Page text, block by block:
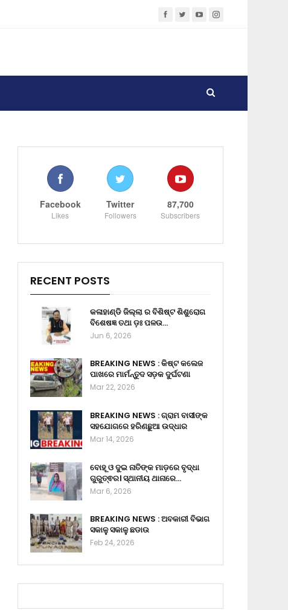
Facebook
Likes
Twitter
Followers
87,700
Subscribers
RECENT POSTS
କଳାହାଣ୍ଡି ଜିଲ୍ଲା ର ବିଶିଷ୍ଟ ଶିଶୁରୋଗ
ବିଶେଷଜ୍ଞ ତଥା ଡ଼ଃ ପଳଉ…
Jun 6, 2026
BREAKING NEWS : କିଷ୍ଟ କଲେଜ
ପାଖରେ ମାର୍ମନ୍ତୁଦ ସଡ଼କ ଦୁର୍ଘଟଣା
Mar 22, 2026
BREAKING NEWS : ଗ୍ରାମ ବାସୀଙ୍କ
ସହଯୋଗରେ ହରିଣଛୁଆ ଉଦ୍ଧାର
Mar 14, 2026
ବୋହୂ ଓ ଦୁଇ ନାତିଙ୍କ ମାଡ଼ରେ ବୃଦ୍ଧା
ଗୁରୁତ୍ଵର। ସ୍ଥାନୀୟ ଥାନାରେ…
Mar 6, 2026
BREAKING NEWS : ଅବକାରୀ ବିଭାଗ
ସକାଳୁ ସକାଳୁ ଛଡାଉ
Feb 24, 2026